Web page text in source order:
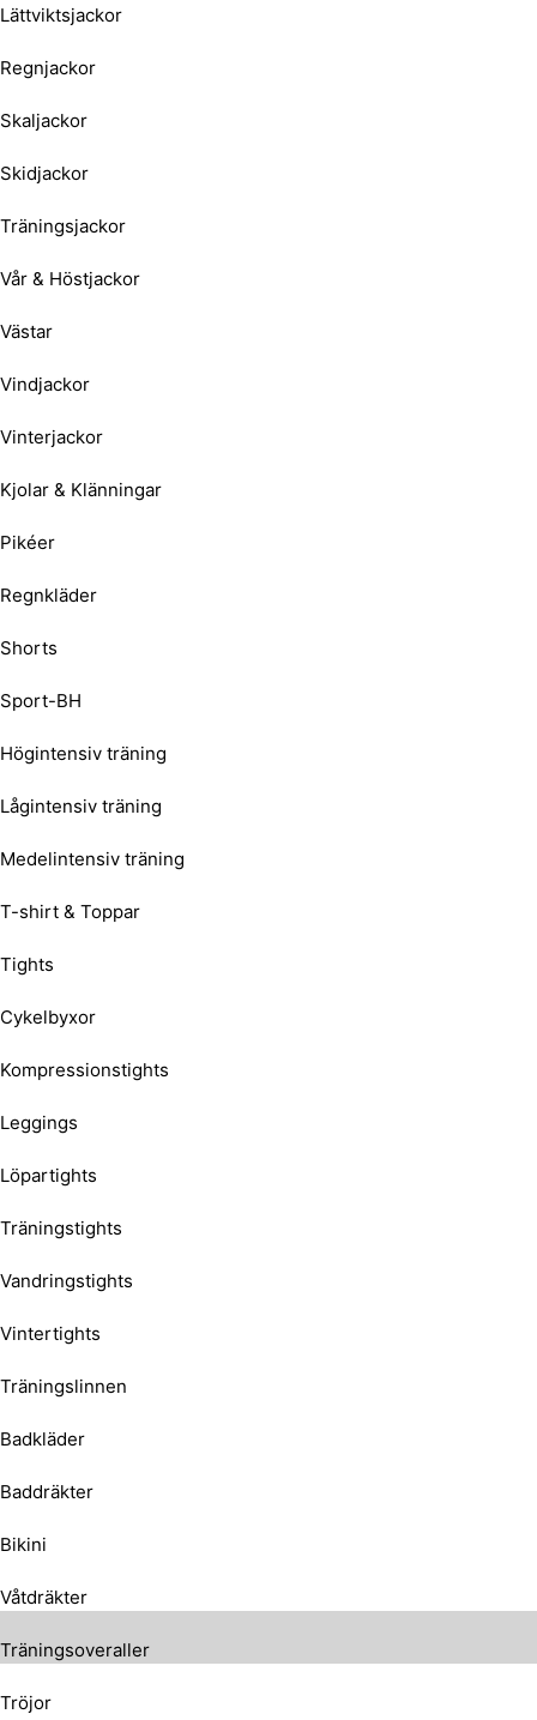
Lättviktsjackor
Regnjackor
Skaljackor
Skidjackor
Träningsjackor
Vår & Höstjackor
Västar
Vindjackor
Vinterjackor
Kjolar & Klänningar
Pikéer
Regnkläder
Shorts
Sport-BH
Högintensiv träning
Lågintensiv träning
Medelintensiv träning
T-shirt & Toppar
Tights
Cykelbyxor
Kompressionstights
Leggings
Löpartights
Träningstights
Vandringstights
Vintertights
Träningslinnen
Badkläder
Baddräkter
Bikini
Våtdräkter
Träningsoveraller
Tröjor